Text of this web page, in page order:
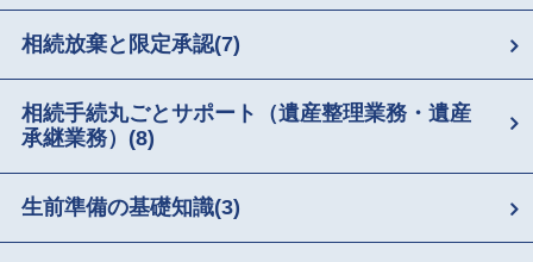
相続放棄と限定承認(7)
相続手続丸ごとサポート（遺産整理業務・遺産
承継業務） (8)
生前準備の基礎知識(3)